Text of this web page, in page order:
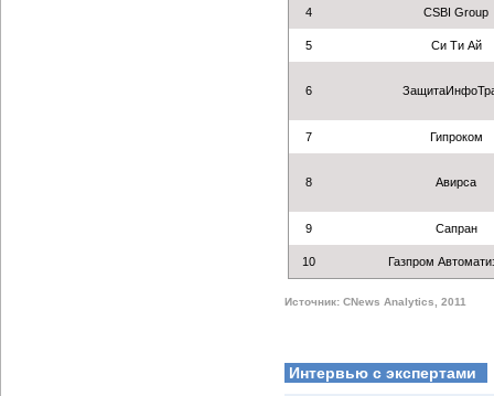
4 СSBI Group
5 Си Ти Ай
6
7 Гипроком
8 Авирса
9 Сапран
10 Газпром
Источник: CNews Analytics, 2011
Интервью с экспертами